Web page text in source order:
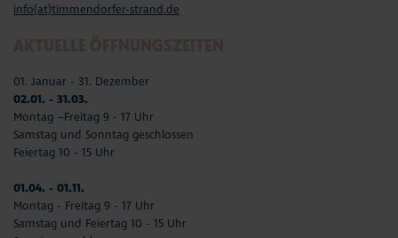
info(at)timmendorfer-strand.de
01. Januar - 31. Dezember
02.01. - 31.03.
Montag –Freitag 9 - 17 Uhr
Samstag und Sonntag geschlossen
Feiertag 10 - 15 Uhr
01.04. - 01.11.
Montag - Freitag 9 - 17 Uhr
Samstag und Feiertag 10 - 15 Uhr